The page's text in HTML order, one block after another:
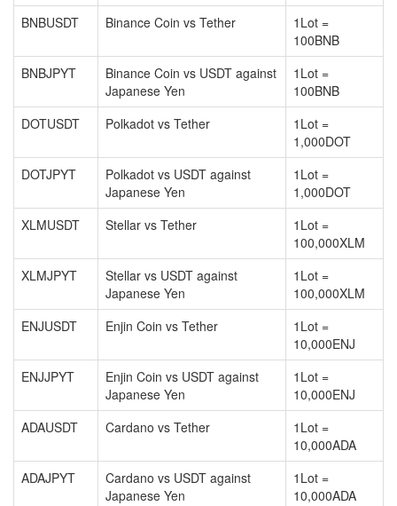
BNBUSDT
Binance Coin vs Tether
1Lot =
100BNB
BNBJPYT
Binance Coin vs USDT against
Japanese Yen
1Lot =
100BNB
DOTUSDT
Polkadot vs Tether
1Lot =
1,000DOT
DOTJPYT
Polkadot vs USDT against
Japanese Yen
1Lot =
1,000DOT
XLMUSDT
Stellar vs Tether
1Lot =
100,000XLM
XLMJPYT
Stellar vs USDT against
Japanese Yen
1Lot =
100,000XLM
ENJUSDT
Enjin Coin vs Tether
1Lot =
10,000ENJ
ENJJPYT
Enjin Coin vs USDT against
Japanese Yen
1Lot =
10,000ENJ
ADAUSDT
Cardano vs Tether
1Lot =
10,000ADA
ADAJPYT
Cardano vs USDT against
Japanese Yen
1Lot =
10,000ADA